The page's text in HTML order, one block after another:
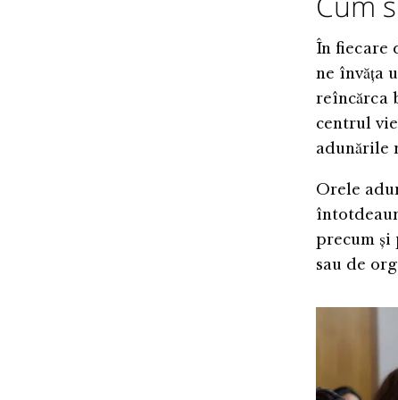
În fiecare
ne învăța
reîncărca
centrul
adunările
Orele
precum și
sau de